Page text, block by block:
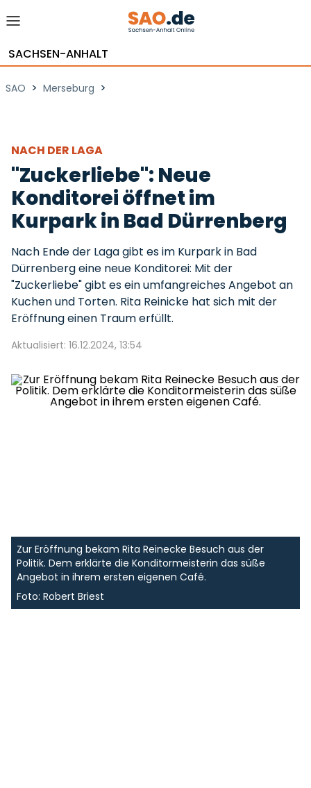
SACHSEN-ANHALT
SAO > Merseburg >
NACH DER LAGA
"Zuckerliebe": Neue
Konditorei öffnet im
Kurpark in Bad Dürrenberg
Nach Ende der Laga gibt es im Kurpark in Bad
Dürrenberg eine neue Konditorei: Mit der
"Zuckerliebe" gibt es ein umfangreiches Angebot an
Kuchen und Torten. Rita Reinicke hat sich mit der
Eröffnung einen Traum erfüllt.
Aktualisiert: 16.12.2024, 13:54
Zur Eröffnung bekam Rita Reinecke Besuch aus der
Politik. Dem erklärte die Konditormeisterin das süße
Angebot in ihrem ersten eigenen Café.
Foto: Robert Briest